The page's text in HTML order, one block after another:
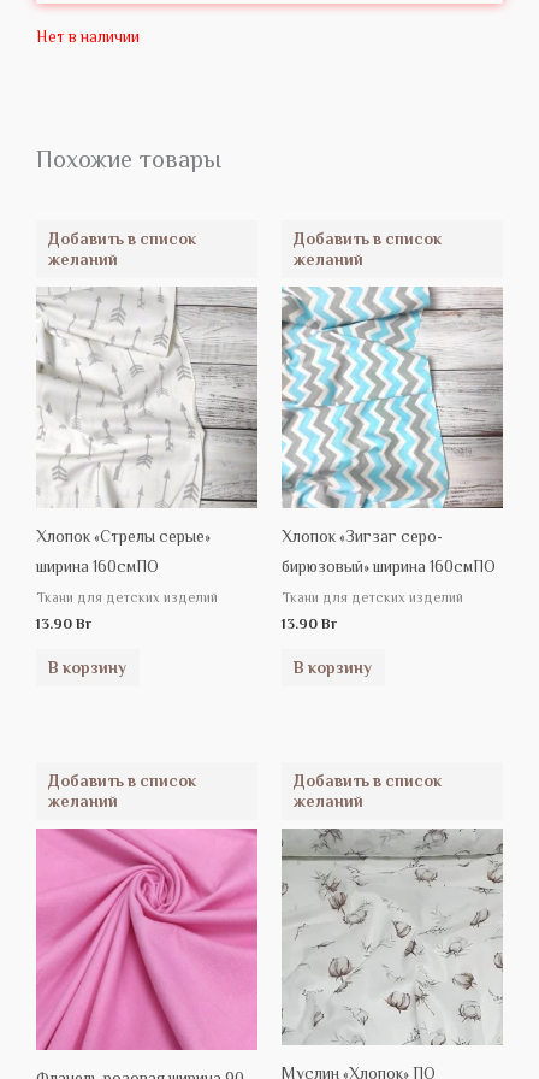
Нет в наличии
Похожие товары
Добавить в список
желаний
Хлопок «Стрелы серые»
ширина 160смПО
Ткани для детских изделий
13.90 Br
В корзину
Добавить в список
желаний
Хлопок «Зигзаг серо-
бирюзовый» ширина 160смПО
Ткани для детских изделий
13.90 Br
В корзину
Добавить в список
желаний
Добавить в список
желаний
Муслин «Хлопок» ПО